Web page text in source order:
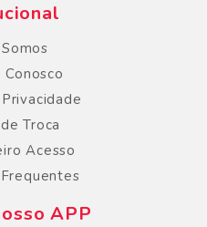
Troca
Acesso
APP